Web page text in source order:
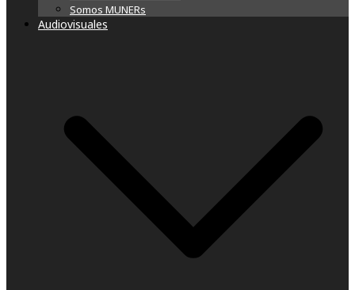
Somos MUNERs
Audiovisuales